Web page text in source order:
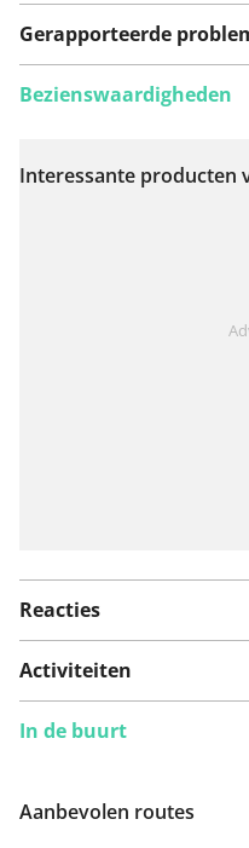
Gerapporteerde
Bekijk op kaart
Bezienswaardigheden
Interessante producten
Reacties
Activiteiten
In de buurt
Aanbevolen routes